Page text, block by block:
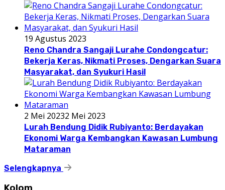
19 Agustus 2023
Reno Chandra Sangaji Lurahe Condongcatur:
Bekerja Keras, Nikmati Proses, Dengarkan Suara
Masyarakat, dan Syukuri Hasil
2 Mei 20232 Mei 2023
Lurah Bendung Didik Rubiyanto: Berdayakan
Ekonomi Warga Kembangkan Kawasan Lumbung
Mataraman
Selengkapnya